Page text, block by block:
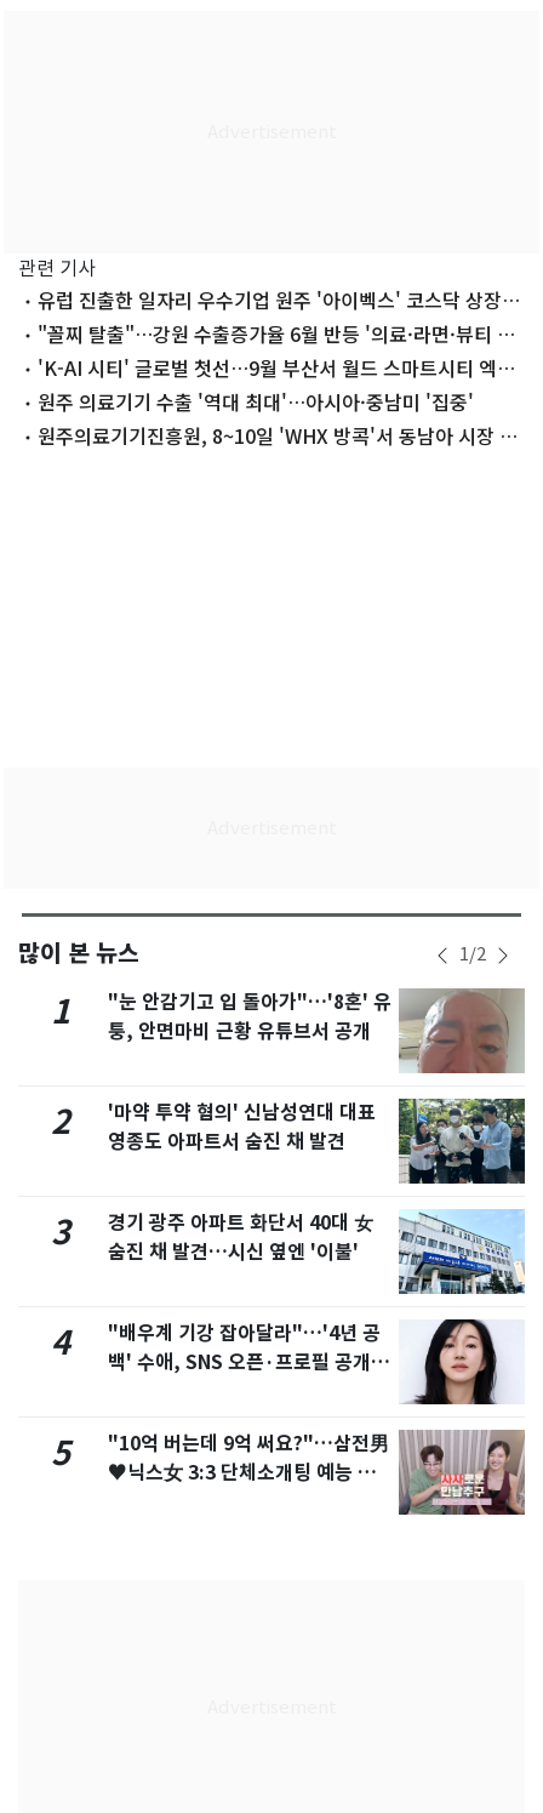
관련 기사
유럽 진출한 일자리 우수기업 원주 '아이벡스' 코스닥 상장하
나 "꼴찌 탈출"…강원 수출증가율 6월 반등 '의료·라면·뷰티 효
자''K-AI 시티' 글로벌 첫선…9월 부산서 월드 스마트시티 엑스
포 원주 의료기기 수출 '역대 최대'…아시아·중남미 '집중'
원주의료기기진흥원, 8~10일 'WHX 방콕'서 동남아 시장 개
많이 본 뉴스 1/2
1
"눈 안감기고 입 돌아가"…'8혼' 유
퉁, 안면마비 근황 유튜브서 공개
2
'마약 투약 혐의' 신남성연대 대표
영종도 아파트서 숨진 채 발견
3
경기 광주 아파트 화단서 40대 女
숨진 채 발견…시신 옆엔 '이불'
4
"배우계 기강 잡아달라"…'4년 공
백' 수애, SNS 오픈·프로필 공개
5
"10억 버는데 9억 써요?"…삼전男
♥닉스女 3:3 단체소개팅 예능 화